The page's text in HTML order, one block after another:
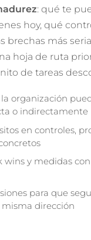
: qué te
hoy, qué
brechas más
hoja de ruta
de tareas
organización
o indirectamente
en controles,
wins y medidas
para que
misma dirección